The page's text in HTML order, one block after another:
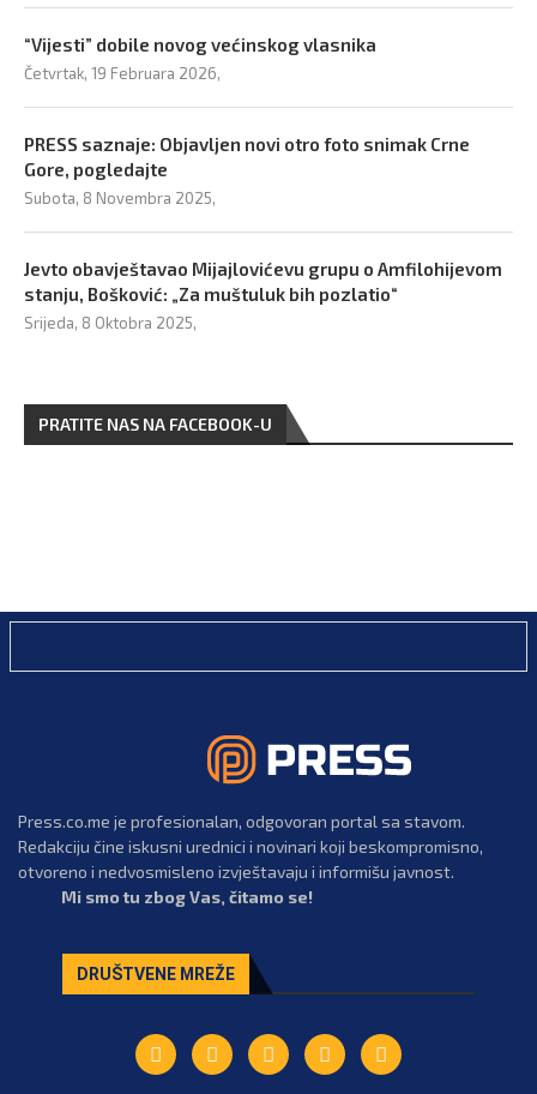
“Vijesti” dobile novog većinskog vlasnika
Četvrtak, 19 Februara 2026,
PRESS saznaje: Objavljen novi otro foto snimak Crne
Gore, pogledajte
Subota, 8 Novembra 2025,
Jevto obavještavao Mijajlovićevu grupu o Amfilohijevom
stanju, Bošković: „Za muštuluk bih pozlatio“
Srijeda, 8 Oktobra 2025,
PRATITE NAS NA FACEBOOK-U
Press.co.me je profesionalan, odgovoran portal sa stavom.
Redakciju čine iskusni urednici i novinari koji beskompromisno,
otvoreno i nedvosmisleno izvještavaju i informišu javnost.
Mi smo tu zbog Vas, čitamo se!
DRUŠTVENE MREŽE